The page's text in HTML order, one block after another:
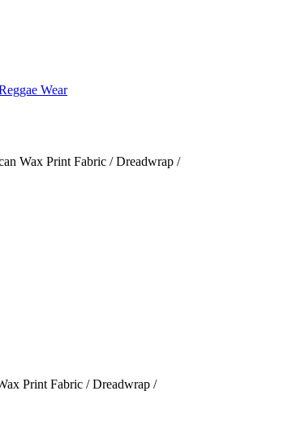
Wear
Wax Print Fabric / Dreadwrap /
Print Fabric / Dreadwrap /